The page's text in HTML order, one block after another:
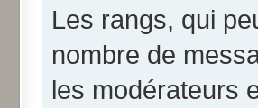
Les rangs, qui
nombre de
les modérateurs